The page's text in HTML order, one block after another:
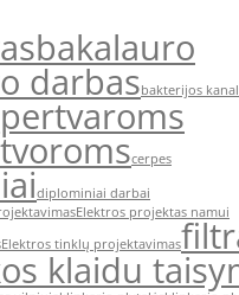
bakalauro
darbasbakterijos
cerpes
diplominiai darbai
Elektros projektas namui
Elektros tinklų projektavimas
klaidu